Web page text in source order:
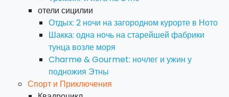
отели сицилии
Отдых: 2 ночи на загородном курорте в Ното
Шакка: одна ночь на старейшей фабрики
тунца возле моря
Charme & Gourmet: ночлег и ужин у
подножия Этны
Спорт и Приключения